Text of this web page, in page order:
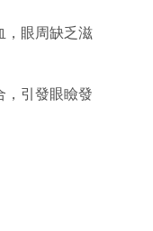
，眼周缺乏滋
，引發眼瞼發